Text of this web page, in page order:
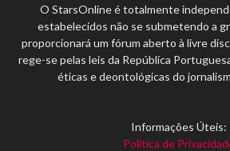
O StarsOnline é totalmente
estabelecidos não se submetendo a
proporcionará um fórum aberto à livre
rege-se pelas leis da República
éticas e deontológicas do
Informações Úteis:
Política de